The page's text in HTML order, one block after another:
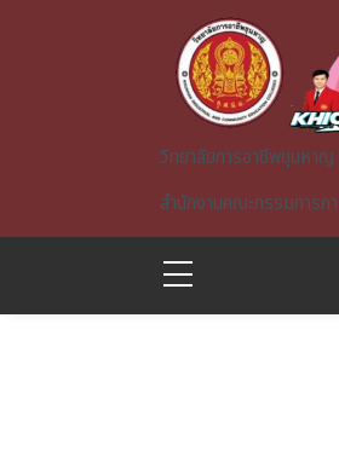
วิทยาลัยการอาชีพขุนหาญ
สำนักงานคณะกรรมการก